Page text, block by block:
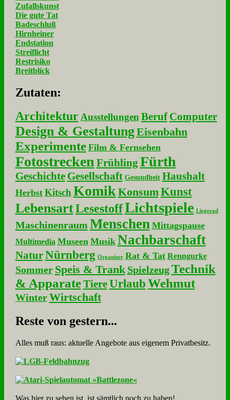
Zufallskunst
Die gute Tat
Badeschluß
Hirnheiner
Endstation
Streiflicht
Restrisiko
Breitblick
Zu­ta­ten:
Architektur Ausstellungen Beruf Computer
Design & GestaltungEisenbahn
Experimente Film & Fernsehen
Fotostrecken Frühling Fürth
Geschichte Gesellschaft Gesundheit Haushalt
Herbst Kitsch KomikKonsumKunst
LebensartLesestoffLichtspiele Liegerad
Maschinenraum Menschen Mittagspause
Multimedia Museen Musik Nachbarschaft
NaturNürnberg Organizer Rat & Tat Renngurke
Sommer Speis & Trank Spielzeug Technik
& Apparate Tiere UrlaubWehmut
Winter Wirtschaft
Re­ste von ge­stern...
Alles muß raus: aktuelle An­ge­bo­te aus eigenem Privatbesitz.